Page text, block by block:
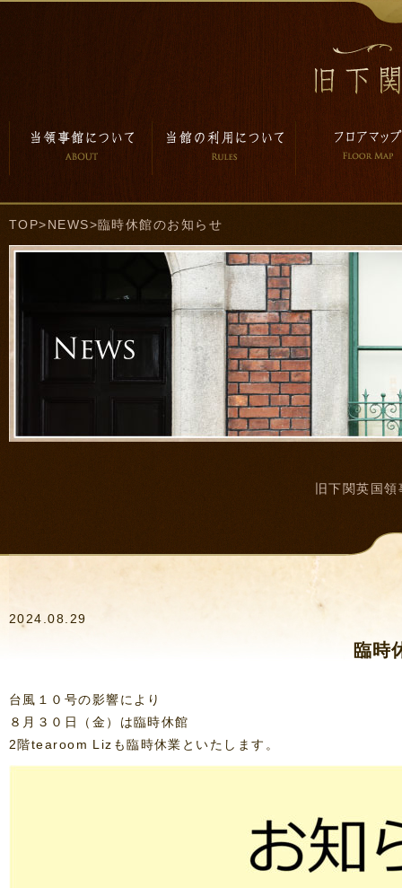
TOP>NEWS>臨時休館のお知らせ
旧下関英国
2024.08.29
臨時
台風１０号の影響により
８月３０日（金）は臨時休館
2階tearoom Lizも臨時休業といたします。